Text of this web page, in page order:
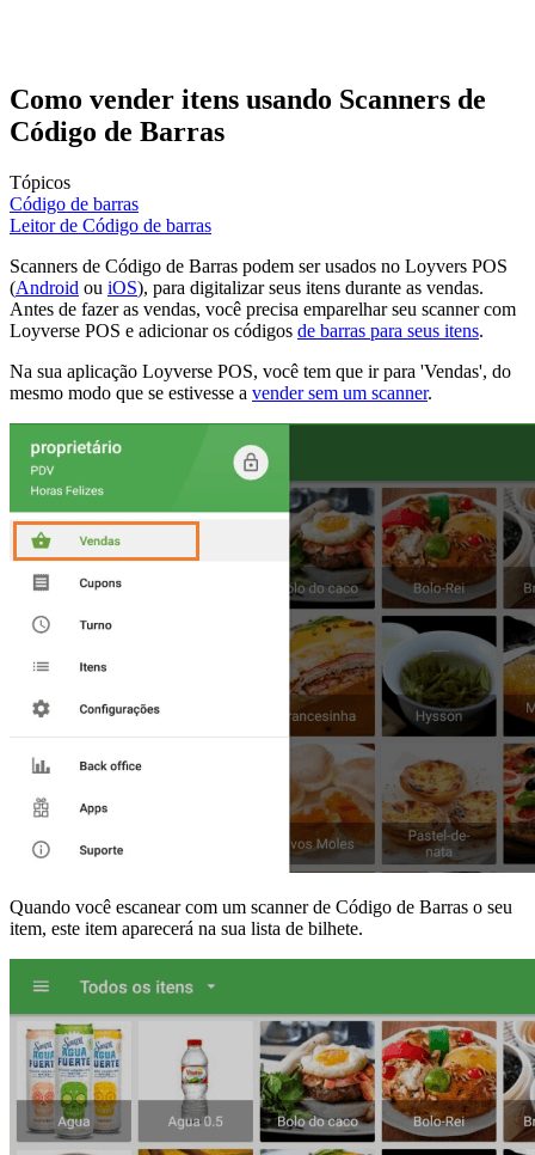
Como vender itens usando Scanners de
Código de Barras
Tópicos
Código de barras
Leitor de Código de barras
Scanners de Código de Barras podem ser usados no Loyvers POS
(Android ou iOS), para digitalizar seus itens durante as vendas.
Antes de fazer as vendas, você precisa emparelhar seu scanner com
Loyverse POS e adicionar os códigos de barras para seus itens.
Na sua aplicação Loyverse POS, você tem que ir para 'Vendas', do
mesmo modo que se estivesse a vender sem um scanner.
Quando você escanear com um scanner de Código de Barras o seu
item, este item aparecerá na sua lista de bilhete.